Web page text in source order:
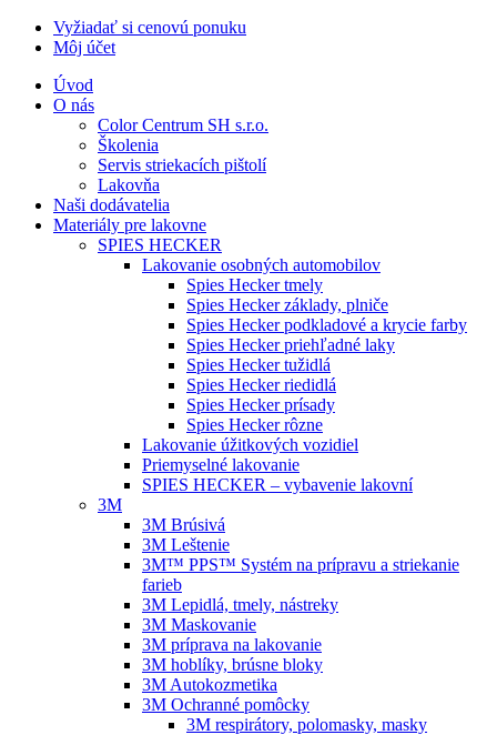
Vyžiadať si cenovú ponuku
Môj účet
Úvod
O nás
Color Centrum SH s.r.o.
Školenia
Servis striekacích pištolí
Lakovňa
Naši dodávatelia
Materiály pre lakovne
SPIES HECKER
Lakovanie osobných automobilov
Spies Hecker tmely
Spies Hecker základy, plniče
Spies Hecker podkladové a krycie farby
Spies Hecker priehľadné laky
Spies Hecker tužidlá
Spies Hecker riedidlá
Spies Hecker prísady
Spies Hecker rôzne
Lakovanie úžitkových vozidiel
Priemyselné lakovanie
SPIES HECKER – vybavenie lakovní
3M
3M Brúsivá
3M Leštenie
3M™ PPS™ Systém na prípravu a striekanie
farieb
3M Lepidlá, tmely, nástreky
3M Maskovanie
3M príprava na lakovanie
3M hoblíky, brúsne bloky
3M Autokozmetika
3M Ochranné pomôcky
3M respirátory, polomasky, masky